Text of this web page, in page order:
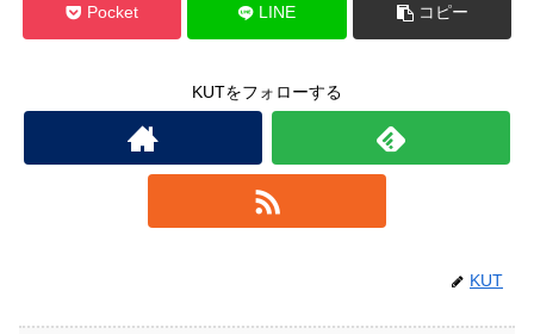
Pocket LINE コピー
KUTをフォローする
KUT